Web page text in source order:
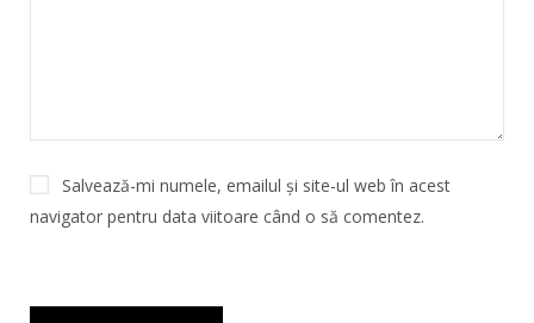
Salvează-mi numele, emailul și site-ul web în acest
navigator pentru data viitoare când o să comentez.